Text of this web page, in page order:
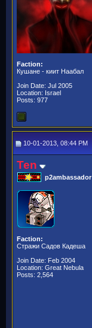
Faction:
Кушане - киит Наабал
Join Date: Jul 2005
Location: Israel
Posts: 977
10-01-2013, 08:44 PM
Ten
p2ambassador
Faction:
Стражи Садов Кадеша
Join Date: Feb 2004
Location: Great Nebula
Posts: 2,564